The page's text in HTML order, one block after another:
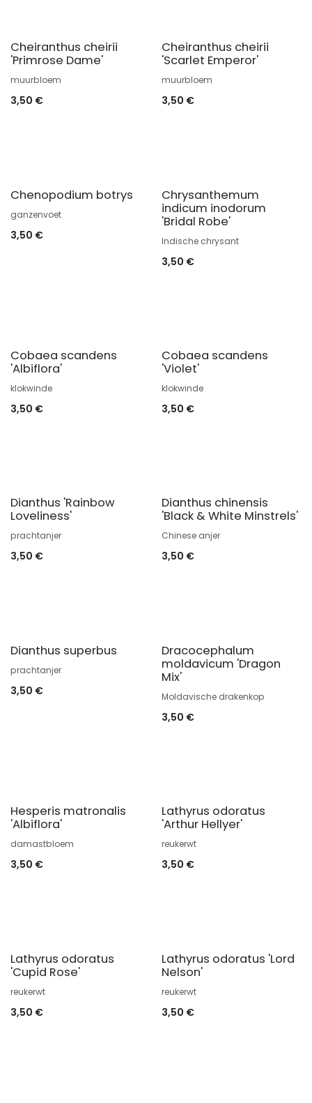
Cheiranthus cheirii
'Primrose Dame'
muurbloem
3,50 €
Cheiranthus cheirii
'Scarlet Emperor'
muurbloem
3,50 €
Chenopodium botrys
ganzenvoet
3,50 €
Chrysanthemum
indicum inodorum
'Bridal Robe'
Indische chrysant
3,50 €
Cobaea scandens
'Albiflora'
klokwinde
3,50 €
Cobaea scandens
'Violet'
klokwinde
3,50 €
Dianthus 'Rainbow
Loveliness'
prachtanjer
3,50 €
Dianthus chinensis
'Black & White Minstrels'
Chinese anjer
3,50 €
Dianthus superbus
prachtanjer
3,50 €
Dracocephalum
moldavicum 'Dragon
Mix'
Moldavische drakenkop
3,50 €
Hesperis matronalis
'Albiflora'
damastbloem
3,50 €
Lathyrus odoratus
'Arthur Hellyer'
reukerwt
3,50 €
Lathyrus odoratus
'Cupid Rose'
reukerwt
3,50 €
Lathyrus odoratus 'Lord
Nelson'
reukerwt
3,50 €